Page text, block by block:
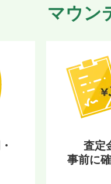
マウン
査定
事前に